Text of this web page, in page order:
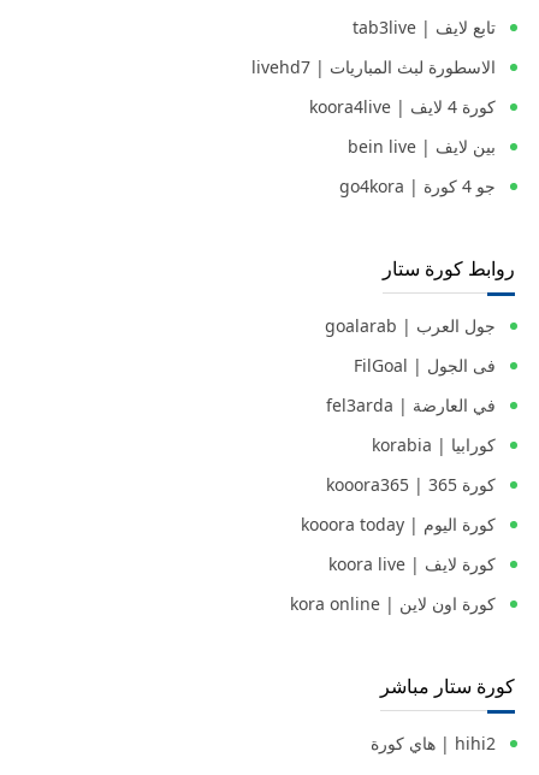
تابع لايف | tab3live
الاسطورة لبث المباريات | livehd7
كورة 4 لايف | koora4live
بين لايف | bein live
جو 4 كورة | go4kora
روابط كورة ستار
جول العرب | goalarab
فى الجول | FilGoal
في العارضة | fel3arda
كورابيا | korabia
كورة 365 | kooora365
كورة اليوم | kooora today
كورة لايف | koora live
كورة اون لاين | kora online
كورة ستار مباشر
hihi2 | هاي كورة